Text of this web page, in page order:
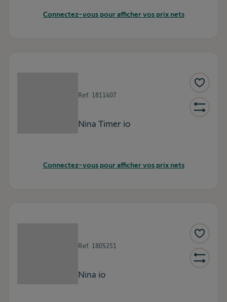
Connectez-vous pour afficher vos prix nets
Ref. 1811407
Nina Timer io
Connectez-vous pour afficher vos prix nets
Ref. 1805251
Nina io